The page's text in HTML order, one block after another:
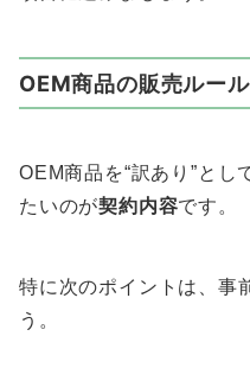
OEM商品の販売ルー
OEM商品を“訳あり”とし
たいのが契約内容です。
特に次のポイントは、事
う。